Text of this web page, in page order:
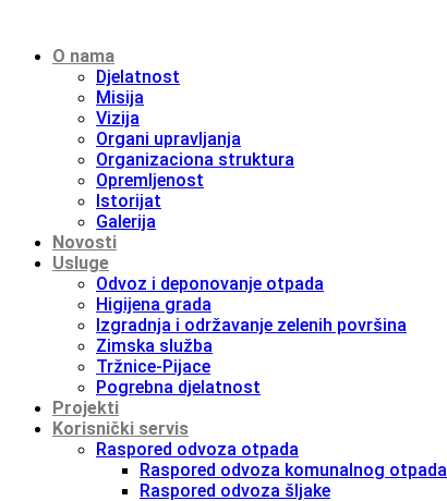
O nama
Djelatnost
Misija
Vizija
Organi upravljanja
Organizaciona struktura
Opremljenost
Istorijat
Galerija
Novosti
Usluge
Odvoz i deponovanje otpada
Higijena grada
Izgradnja i održavanje zelenih površina
Zimska služba
Tržnice-Pijace
Pogrebna djelatnost
Projekti
Korisnički servis
Raspored odvoza otpada
Raspored odvoza komunalnog otpada
Raspored odvoza šljake